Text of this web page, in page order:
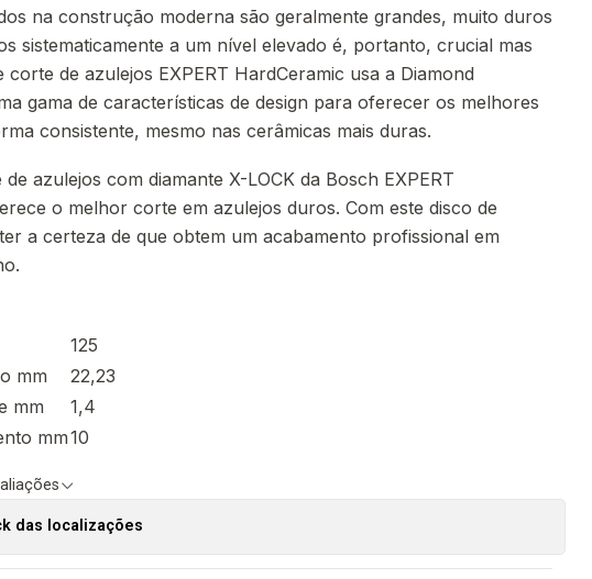
na construção moderna são geralmente grandes, muito duros
sistematicamente a um nível elevado é, portanto, crucial mas
corte de azulejos EXPERT HardCeramic usa a Diamond
gama de características de design para oferecer os melhores
consistente, mesmo nas cerâmicas mais duras.
azulejos com diamante X-LOCK da Bosch EXPERT
o melhor corte em azulejos duros. Com este disco de
a certeza de que obtem um acabamento profissional em
125
mm
22,23
mm
1,4
mm10
das localizações